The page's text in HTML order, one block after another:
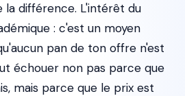
la différence. L'intérêt du
: c'est un moyen
pan de ton offre n'est
échouer non pas parce que
mais parce que le prix est